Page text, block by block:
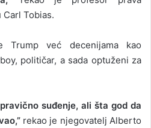
Tobias.
već decenijama kao
političar, a sada optuženi za
suđenje, ali šta god da
rekao je njegovatelj Alberto